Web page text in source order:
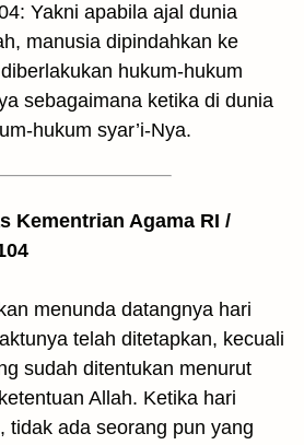
Yakni apabila ajal dunia
manusia dipindahkan ke
hukum-hukum
sebagaimana ketika di dunia
hukum syar’i-Nya.
Kementrian Agama RI /
menunda datangnya hari
telah ditetapkan, kecuali
sudah ditentukan menurut
Allah. Ketika hari
tidak ada seorang pun yang